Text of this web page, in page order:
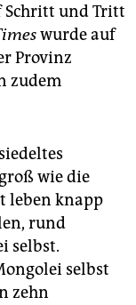
Schritt und Tritt
wurde auf
Provinz
zudem
wie die
leben knapp
rund
selbst.
selbst
zehn